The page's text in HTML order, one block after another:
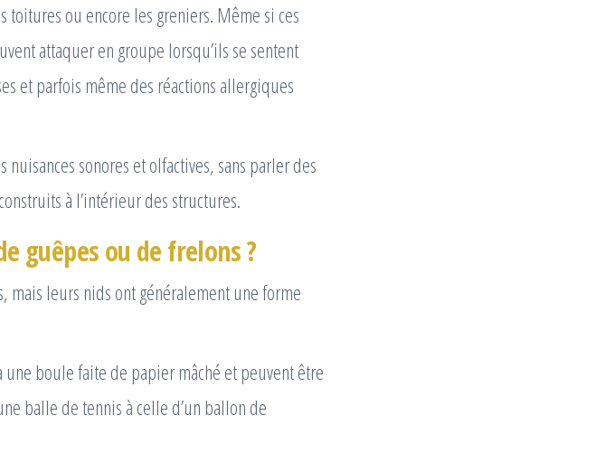
ou encore les greniers. Même si ces
attaquer en groupe lorsqu’ils se sentent
et parfois même des réactions allergiques
sonores et olfactives, sans parler des
à l’intérieur des structures.
guêpes ou de frelons ?
mais leurs nids ont généralement une forme
boule faite de papier mâché et peuvent être
balle de tennis à celle d’un ballon de